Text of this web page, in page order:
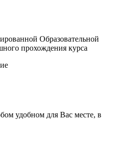
Образовательной
прохождения курса
удобном для Вас месте, в